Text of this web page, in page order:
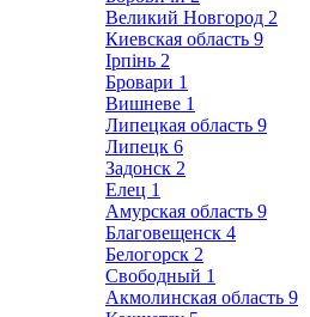
Великий Новгород 2
Киевская область 9
Ірпінь 2
Бровари 1
Вишневе 1
Липецкая область 9
Липецк 6
Задонск 2
Елец 1
Амурская область 9
Благовещенск 4
Белогорск 2
Свободный 1
Акмолинская область 9